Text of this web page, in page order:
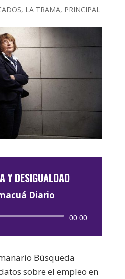
, LA TRAMA, PRINCIPAL
Y DESIGUALDAD
Diario
Reproductor
00:00
Búsqueda
sobre el empleo en